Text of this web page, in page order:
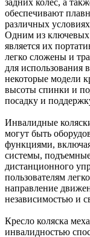
задних колес, а
обеспечивают
различных
Одним из ключевых
является их
легко сложены и
для использования
некоторые модели
высоты спинки и
посадку и
Инвалидные
могут быть
функциями,
системы,
дистанционного
пользователям
направление
независимостью и
Кресло коляска
инвалидностью